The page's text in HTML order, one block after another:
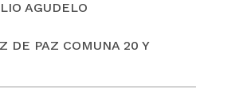
AGUDELO
DE PAZ COMUNA 20 Y